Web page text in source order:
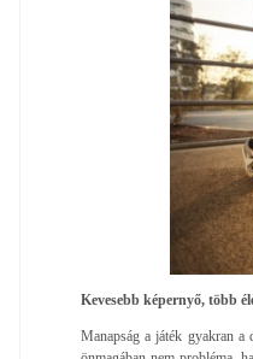
Kevesebb képernyő, több
Manapság a játék gyakran a